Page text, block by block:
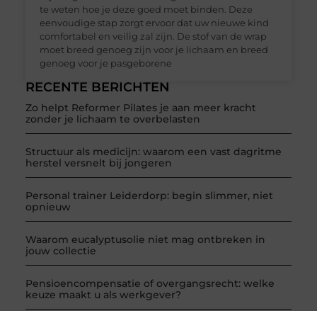
RECENTE BERICHTEN
Zo helpt Reformer Pilates je aan meer kracht
zonder je lichaam te overbelasten
Structuur als medicijn: waarom een vast dagritme
herstel versnelt bij jongeren
Personal trainer Leiderdorp: begin slimmer, niet
opnieuw
Waarom eucalyptusolie niet mag ontbreken in
jouw collectie
Pensioencompensatie of overgangsrecht: welke
keuze maakt u als werkgever?
te weten hoe je deze goed moet binden. Deze
eenvoudige stap zorgt ervoor dat uw nieuwe kind
comfortabel en veilig zal zijn. De stof van de wrap
moet breed genoeg zijn voor je lichaam en breed
genoeg voor je pasgeborene